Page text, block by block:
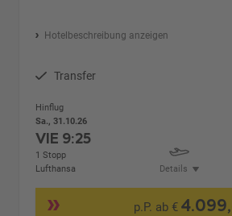
Hotelbeschreibung anzeigen
Transfer
Hinflug
Sa., 31.10.26
VIE 9:25
1 Stopp
Lufthansa
Details
p.P. ab €